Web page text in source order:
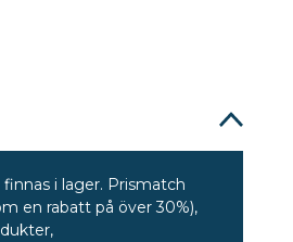
i lager. Prismatch
en rabatt på över 30%),